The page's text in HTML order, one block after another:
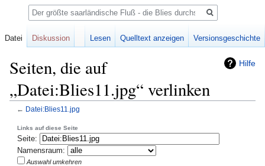
Hilfe
Seiten, die auf
„Datei:Blies11.jpg“ verlinken
← Datei:Blies11.jpg
Zur
Navigation
springen
Zur
Suche
springen
Links auf diese Seite
Seite:
Namensraum:
Auswahl umkehren
Datei Diskussion Lesen Quelltext anzeigen Versionsgeschichte
Suche